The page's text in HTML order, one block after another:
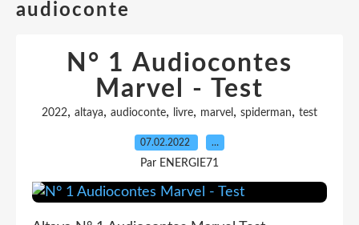
audioconte
N° 1 Audiocontes
Marvel - Test
2022, altaya, audioconte, livre, marvel , spiderman, test
07.02.2022 …
Par ENERGIE71